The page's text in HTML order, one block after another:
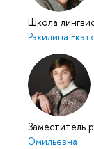
Школа
Рахилина
Заместитель
Эмильевна